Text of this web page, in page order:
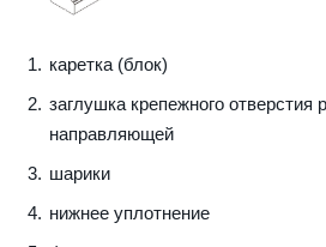
каретка (блок)
заглушка крепежного отверстия
направляющей
шарики
нижнее уплотнение